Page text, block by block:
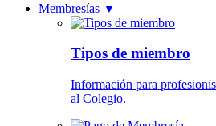
Membresías ▼
Tipos de miembro
Información para
al Colegio.